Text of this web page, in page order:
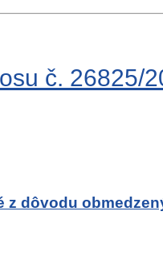
č. 26825/
dôvodu